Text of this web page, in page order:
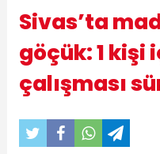
Sivas’ta
göçük: 1 kişi
çalışması